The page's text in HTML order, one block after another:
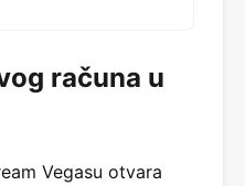
računa u
Vegasu otvara